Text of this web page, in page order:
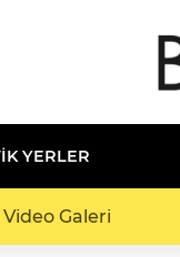
YERLER
Galeri